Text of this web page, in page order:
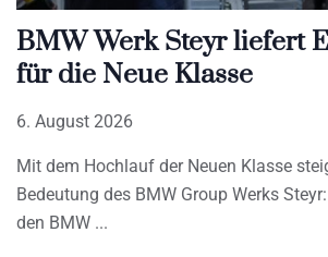
BMW Werk Steyr liefert
für die Neue Klasse
6. August 2026
Mit dem Hochlauf der Neuen Klasse
Bedeutung des BMW Group Werks
den BMW